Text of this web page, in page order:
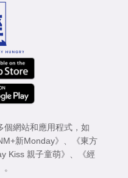
個網站和應用程式，如
新Monday》 、
《東方
Kiss 親子童萌》 、
《經
。